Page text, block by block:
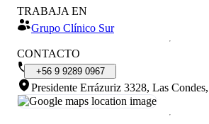
TRABAJA EN
Grupo Clínico Sur
CONTACTO
+56 9 9289 0967
Presidente Errázuriz 3328, Las